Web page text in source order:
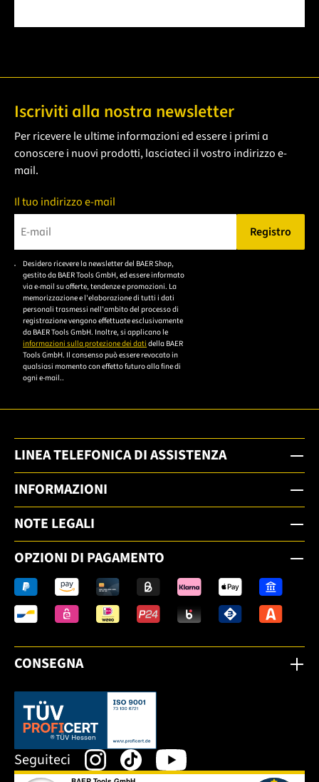
Iscriviti alla nostra newsletter
Per ricevere le ultime informazioni ed essere i primi a
conoscere i nuovi prodotti, lasciateci il vostro indirizzo e-
mail.
Il tuo indirizzo e-mail
Bitte geben Sie eine gültige E-Mail-Adresse ein.
Registro
Desidero ricevere la newsletter del BAER Shop,
gestito da BAER Tools GmbH, ed essere informato
via e-mail su offerte, tendenze e promozioni. La
memorizzazione e l'elaborazione di tutti i dati
personali trasmessi nell'ambito del processo di
registrazione vengono effettuate esclusivamente
da BAER Tools GmbH. Inoltre, si applicano le
informazioni sulla protezione dei dati della BAER
Tools GmbH. Il consenso può essere revocato in
qualsiasi momento con effetto futuro alla fine di
ogni e-mail..
LINEA TELEFONICA DI ASSISTENZA
INFORMAZIONI
NOTE LEGALI
OPZIONI DI PAGAMENTO
CONSEGNA
Dieser Link öffnet sich in einem neuen Tab.
Seguiteci